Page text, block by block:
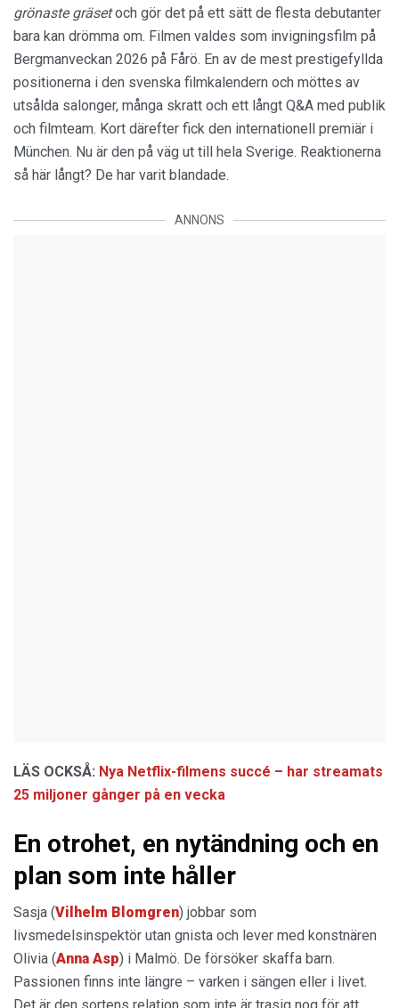
grönaste gräsetoch gör det på ett sätt de flesta debutanter
bara kan drömma om. Filmen valdes som invigningsfilm på
Bergmanveckan 2026 på Fårö. En av de mest prestigefyllda
positionerna i den svenska filmkalendern och möttes av
utsålda salonger, många skratt och ett långt Q&A med publik
och filmteam. Kort därefter fick den internationell premiär i
München. Nu är den på väg ut till hela Sverige. Reaktionerna
så här långt? De har varit blandade.
ANNONS
LÄS OCKSÅ: Nya Netflix-filmens succé – har streamats
25 miljoner gånger på en vecka
En otrohet, en nytändning och en
plan som inte håller
Sasja (Vilhelm Blomgren) jobbar som
livsmedelsinspektör utan gnista och lever med konstnären
Olivia (Anna Asp) i Malmö. De försöker skaffa barn.
Passionen finns inte längre – varken i sängen eller i livet.